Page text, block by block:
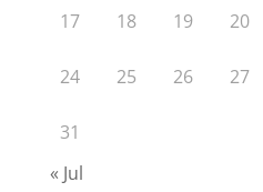
17 18 19 20
24 25 26 27
31
« Jul